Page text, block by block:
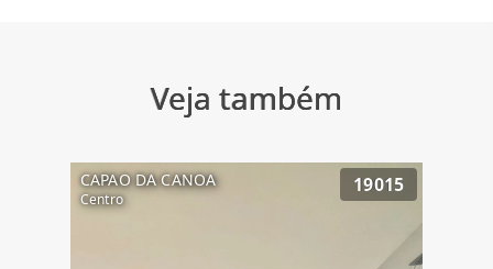
Veja também
CAPAO DA CANOA
Centro
19015